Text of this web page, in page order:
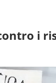
i